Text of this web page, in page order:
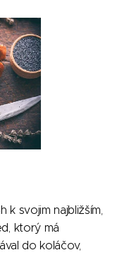
svojim najbližším,
ktorý má
do koláčov,